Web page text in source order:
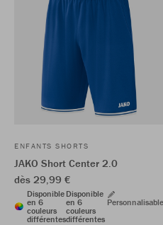
ENFANTS SHORTS
JAKO Short Center 2.0
dès 29,99 €
Disponible
en 6
couleurs
différentes
Disponible
en 6
couleurs
différentes
Personnalisable